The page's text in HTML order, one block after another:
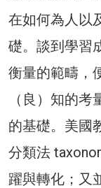
在如何為人以
礎。談到學習
衡量的範疇，
（良）知的
的基礎。美國
分類法
躍與轉化；又